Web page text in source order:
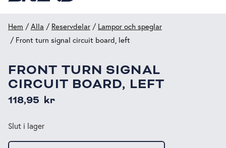
Hem /Alla / Reservdelar / Lampor och speglar
/ Front turn signal circuit board, left
FRONT TURN SIGNAL
CIRCUIT BOARD, LEFT
118,95 kr
Slut i lager